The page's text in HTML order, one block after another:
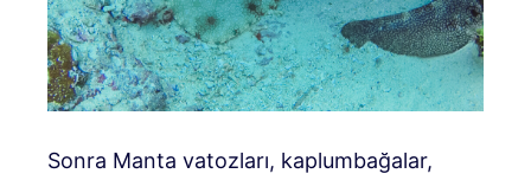
Sonra Manta vatozları, kaplumbağalar,